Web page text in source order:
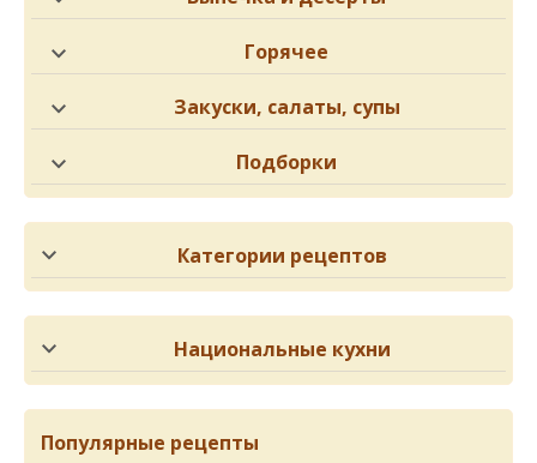
Горячее
Закуски, салаты, супы
Подборки
Категории рецептов
Национальные кухни
Популярные рецепты